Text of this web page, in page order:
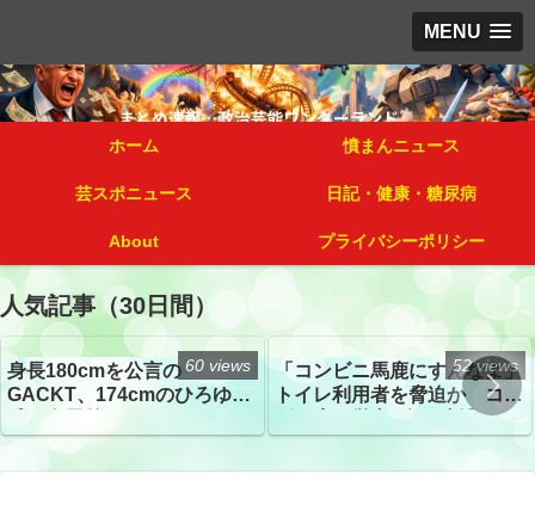
MENU
ホーム 憤まんニュース
芸スポニュース 日記・健康・糖尿病
About プライバシーポリシー
人気記事（30日間）
身長180cmを公言の
GACKT、174cmのひろゆき
トざわつき イベントでの写
真が話題
60 views
「コンビニ馬鹿にすんなよ」
トイレ利用者を脅迫か コン
52 views